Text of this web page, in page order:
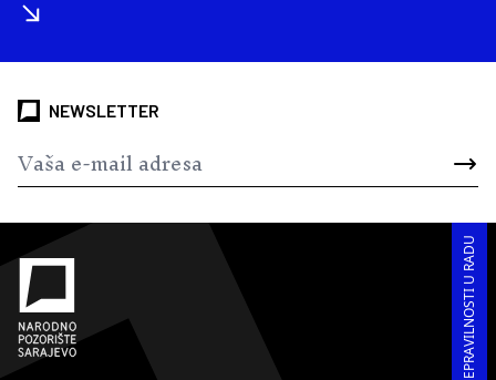
NEWSLETTER